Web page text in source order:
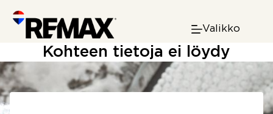
content
Valikko
Kohteen tietoja ei löydy